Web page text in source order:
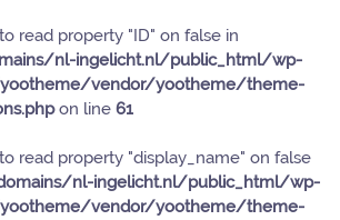
read property "ID" on false in
nl-ingelicht.nl/public_html/wp-
vendor/yootheme/theme-
on line 61
read property "display_name" on false
nl-ingelicht.nl/public_html/wp-
vendor/yootheme/theme-